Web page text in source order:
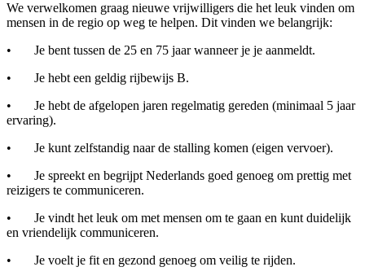
We verwelkomen graag nieuwe vrijwilligers die het leuk vinden om
mensen in de regio op weg te helpen. Dit vinden we belangrijk:
• Je bent tussen de 25 en 75 jaar wanneer je je aanmeldt.
• Je hebt een geldig rijbewijs B.
• Je hebt de afgelopen jaren regelmatig gereden (minimaal 5 jaar
ervaring).
• Je kunt zelfstandig naar de stalling komen (eigen vervoer).
• Je spreekt en begrijpt Nederlands goed genoeg om prettig met
reizigers te communiceren.
• Je vindt het leuk om met mensen om te gaan en kunt duidelijk
en vriendelijk communiceren.
• Je voelt je fit en gezond genoeg om veilig te rijden.